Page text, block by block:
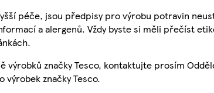
péče, jsou předpisy pro výrobu potravin
a alergenů. Vždy byste si měli přečíst
výrobků značky Tesco, kontaktujte prosím
výrobek značky Tesco.